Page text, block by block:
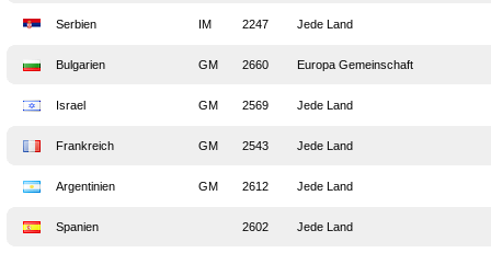
Serbien IM 2247 Jede Land
Bulgarien GM 2660 Europa Gemeinschaft
Israel GM 2569 Jede Land
Frankreich GM 2543 Jede Land
Argentinien GM 2612 Jede Land
Spanien 2602 Jede Land